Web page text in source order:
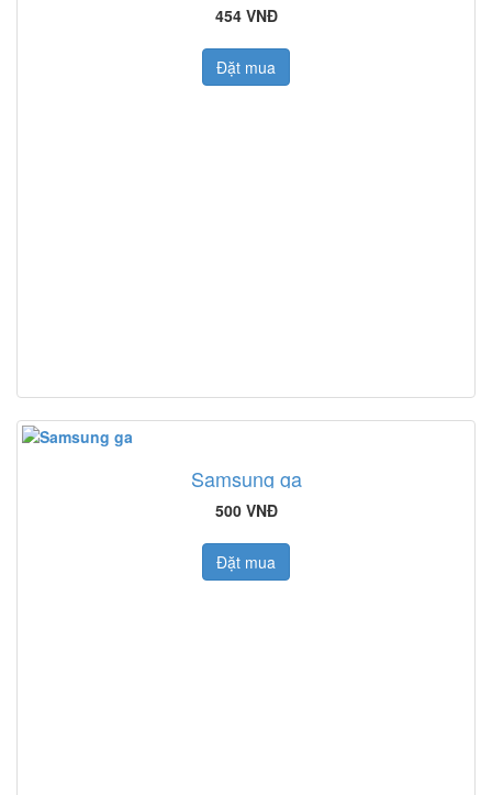
454 VNĐ
Đặt mua
Samsung ga
500 VNĐ
Đặt mua